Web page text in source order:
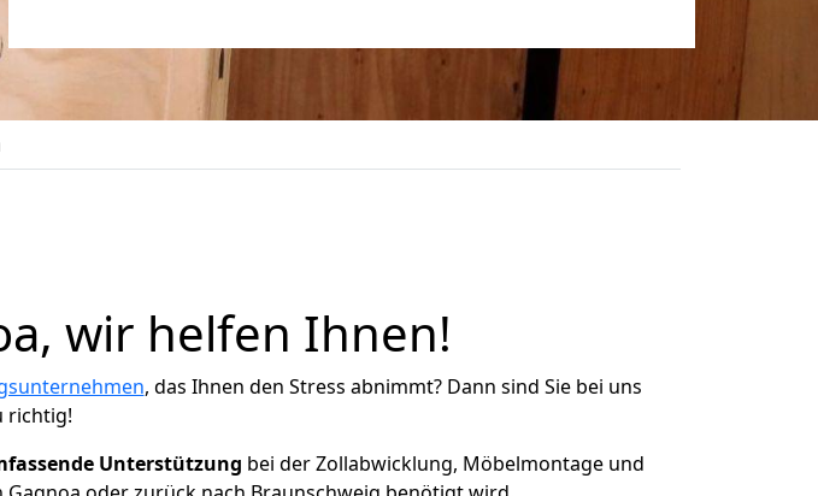
wir helfen Ihnen!
, das Ihnen den Stress abnimmt? Dann sind Sie bei uns
richtig!
Unterstützung bei der Zollabwicklung, Möbelmontage und